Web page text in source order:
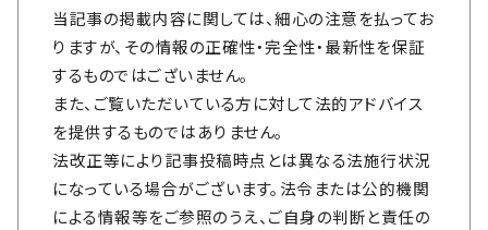
当記事の掲載内容に関しては、細心の注意を払ってお
りますが、その情報の正確性・完全性・最新性を保証
するものではございません。
また、ご覧いただいている方に対して法的アドバイス
を提供するものではありません。
法改正等により記事投稿時点とは異なる法施行状況
になっている場合がございます。法令または公的機関
による情報等をご参照のうえ、ご自身の判断と責任の